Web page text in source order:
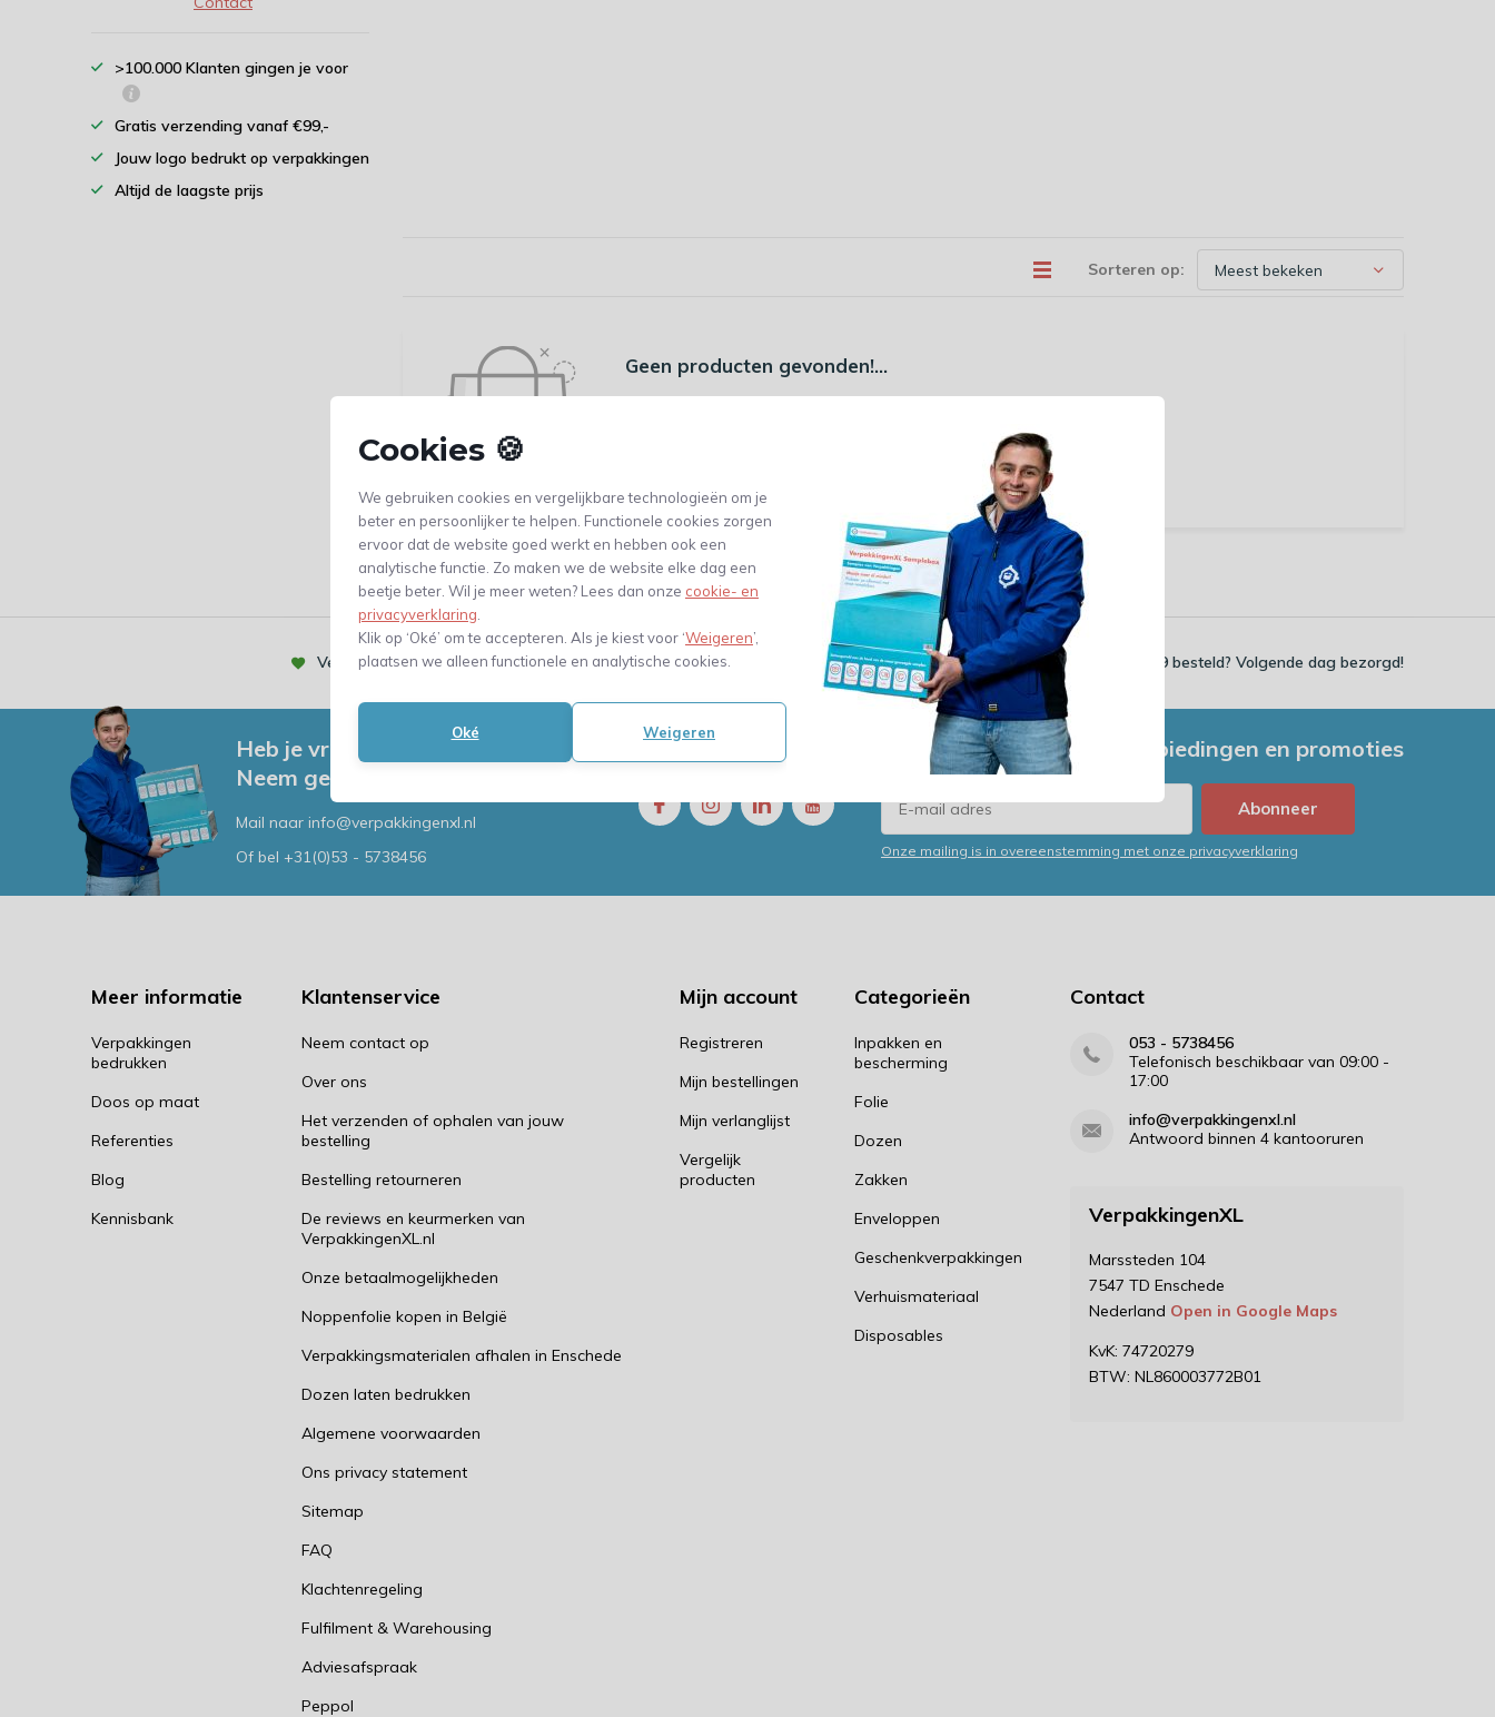
Cookies 🍪
We gebruiken cookies en vergelijkbare technologieën om je
beter en persoonlijker te helpen. Functionele cookies zorgen
ervoor dat de website goed werkt en hebben ook een
analytische functie. Zo maken we de website elke dag een
beetje beter. Wil je meer weten? Lees dan onze cookie- en
privacyverklaring
Klik op ‘Oké’ om te accepteren. Als je kiest voor ‘Weigeren’,
plaatsen we alleen functionele en analytische cookies.
Oké Weigeren
Sorteren op:
Geen producten gevonden!...
>100.000 Klanten gingen je voor
Gratis verzending vanaf €99,-
Jouw logo bedrukt op verpakkingen
Altijd de laagste prijs
Vertrouwd door meer dan 100.000 klanten Gratis verzending vanaf €99 Voor 23:59 besteld? Volgende dag bezorgd!
Heb je vragen, of advies nodig?
Neem gerust contact met ons op!
Mail naar info@verpakkingenxl.nl
Of bel +31(0)53 - 5738456
Volg ons Ontvang de nieuwste aanbiedingen en promoties
Abonneer
Onze mailing is in overeenstemming met onze privacyverklaring
Meer informatie
Verpakkingen
bedrukken
Doos op maat
Referenties
Blog
Kennisbank
Klantenservice
Neem contact op
Over ons
Het verzenden of ophalen van jouw
bestelling
Bestelling retourneren
De reviews en keurmerken van
VerpakkingenXL.nl
Onze betaalmogelijkheden
Noppenfolie kopen in België
Verpakkingsmaterialen afhalen in Enschede
Dozen laten bedrukken
Algemene voorwaarden
Ons privacy statement
Sitemap
FAQ
Klachtenregeling
Fulfilment & Warehousing
Adviesafspraak
Peppol
Mijn account
Registreren
Mijn bestellingen
Mijn verlanglijst
Vergelijk
producten
Categorieën
Inpakken en
bescherming
Folie
Dozen
Zakken
Enveloppen
Geschenkverpakkingen
Verhuismateriaal
Disposables
Contact
053 - 5738456
Telefonisch beschikbaar van 09:00 -
17:00
info@verpakkingenxl.nl
Antwoord binnen 4 kantooruren
VerpakkingenXL
Marssteden 104
7547 TD Enschede
Nederland Open in Google Maps
KvK: 74720279
BTW: NL860003772B01